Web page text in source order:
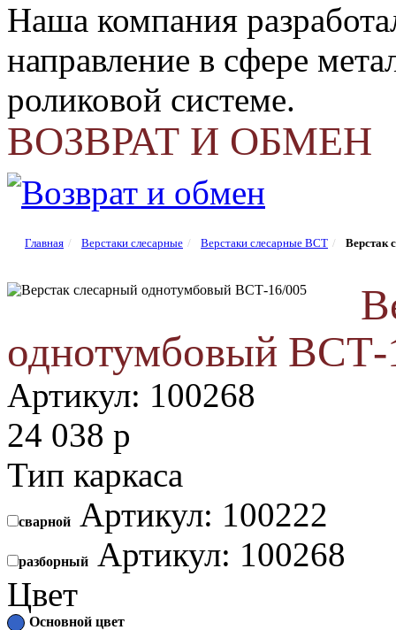
Наша компания
направление в сфере
роликовой системе.
ВОЗВРАТ И ОБМЕН
Главная Верстаки слесарные Верстаки слесарные ВСТ Верстак
однотумбовый ВСТ-
Артикул: 100268
24 038 p
Тип каркаса
сварной Артикул: 100222
разборный
Артикул: 100268
Цвет
Основной цвет